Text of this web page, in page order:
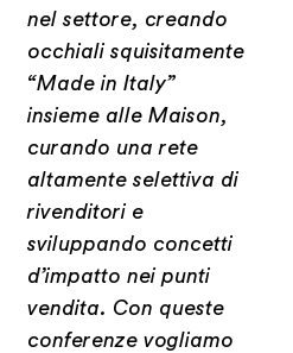
nel settore, creando
occhiali squisitamente
“Made in Italy”
insieme alle Maison,
curando una rete
altamente selettiva di
rivenditori e
sviluppando concetti
d’impatto nei punti
vendita. Con queste
conferenze vogliamo